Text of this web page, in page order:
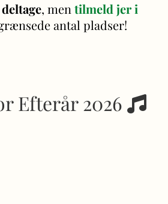
, men tilmeld jer i
antal pladser!
Efterår 2026 